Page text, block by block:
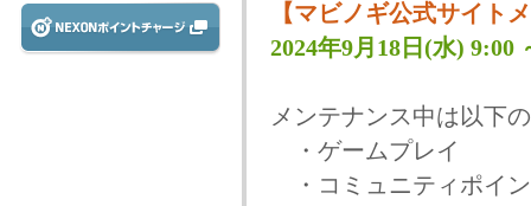
【マビノギ公式サイト
2024年9月18日(水) 9:00
メンテナンス中は以下
・ゲームプレイ
・コミュニティポイ